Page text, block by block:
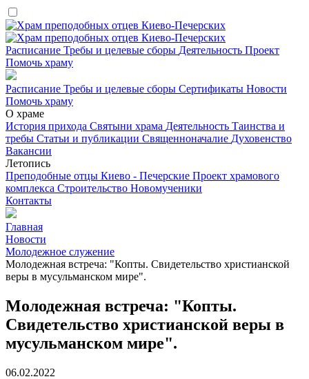
Расписание Требы и целевые сборы Деятельность Проект
Помочь храму
Расписание Требы и целевые сборы Сертификаты Новости
Помочь храму
О храме
История прихода Святыни храма Деятельность Таинства и
требы Статьи и публикации Священноначалие Духовенство
Вакансии
Летопись
Преподобные отцы Киево - Печерские Проект храмового
комплекса Строительство Новомученики
Контакты
Главная
Новости
Молодежное служение
Молодежная встреча: "Копты. Свидетельство христианской
веры в мусульманском мире".
Молодежная встреча: "Копты.
Свидетельство христианской веры в
мусульманском мире".
06.02.2022